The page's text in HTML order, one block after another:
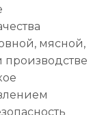
мясной,